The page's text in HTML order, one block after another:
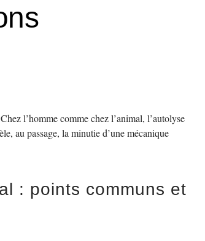
l’homme comme chez l’animal, l’autolyse
au passage, la minutie d’une mécanique
: points communs et